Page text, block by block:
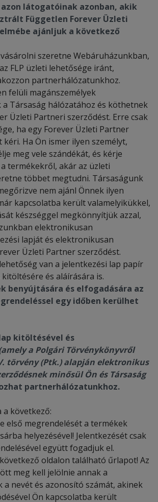
látogatóinak azonban, akik
lt Független Forever Üzleti
ébe ajánljuk a következő
szeretne Webáruházunkban,
FLP üzleti lehetősége iránt,
partnerhálózatunkhoz.
felüli magánszemélyek
Társaság hálózatához és köthetnek
Üzleti Partneri szerződést. Erre csak
ha egy Forever Üzleti Partner
Ha Ön ismer ilyen személyt,
meg vele szándékát, és kérje
termékekről, akár az üzleti
többet megtudni. Társaságunk
nem ajánl Önnek ilyen
kapcsolatba került valamelyikükkel,
készséggel megkönnyítjük azzal,
elektronikusan
lapját és elektronikusan
Üzleti Partner szerződést.
van a jelentkezési lap papír
és aláírására is.
benyújtására és elfogadására az
éssel egy időben kerülhet
kitöltésével és
a Polgári Törvénykönyvről
törvény (Ptk.) alapján elektronikus
ésnek minősül Ön és Társaság
partnerhálózatunkhoz.
a következő:
első megrendelését a termékek
helyezésével! Jelentkezését csak
együtt fogadjuk el.
oldalon található űrlapot! Az
meg kell jelölnie annak a
a nevét és azonosító számát, akinek
Ön kapcsolatba került